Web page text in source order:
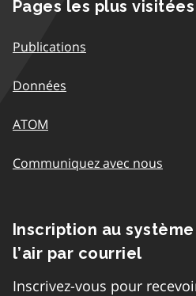
Pages les plus visitées
Publications
Données
ATOM
Communiquez avec nous
Inscription au
l’air par courriel
Inscrivez-vous pour